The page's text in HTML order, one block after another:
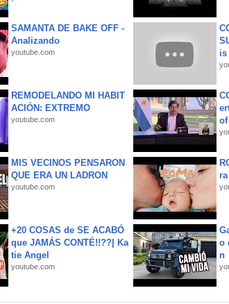
SAMANTA DE BAKE OFF -
Analizando
youtube.com
is
REMODELANDO MI HABIT
ACIÓN: EXTREMO
youtube.com
of
MIS VECINOS PENSARON
QUE ERA UN LADRON
youtube.com
+20 COSAS de SE ACABÓ
que JAMÁS CONTÉ!!??| Ka
tie Angel
youtube.com
o
n